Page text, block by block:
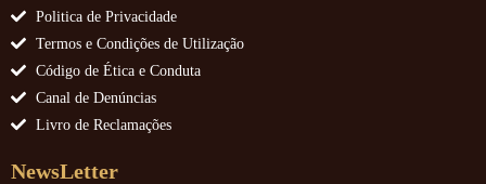
Politica de Privacidade
Termos e Condições de Utilização
Código de Ética e Conduta
Canal de Denúncias
Livro de Reclamações
NewsLetter